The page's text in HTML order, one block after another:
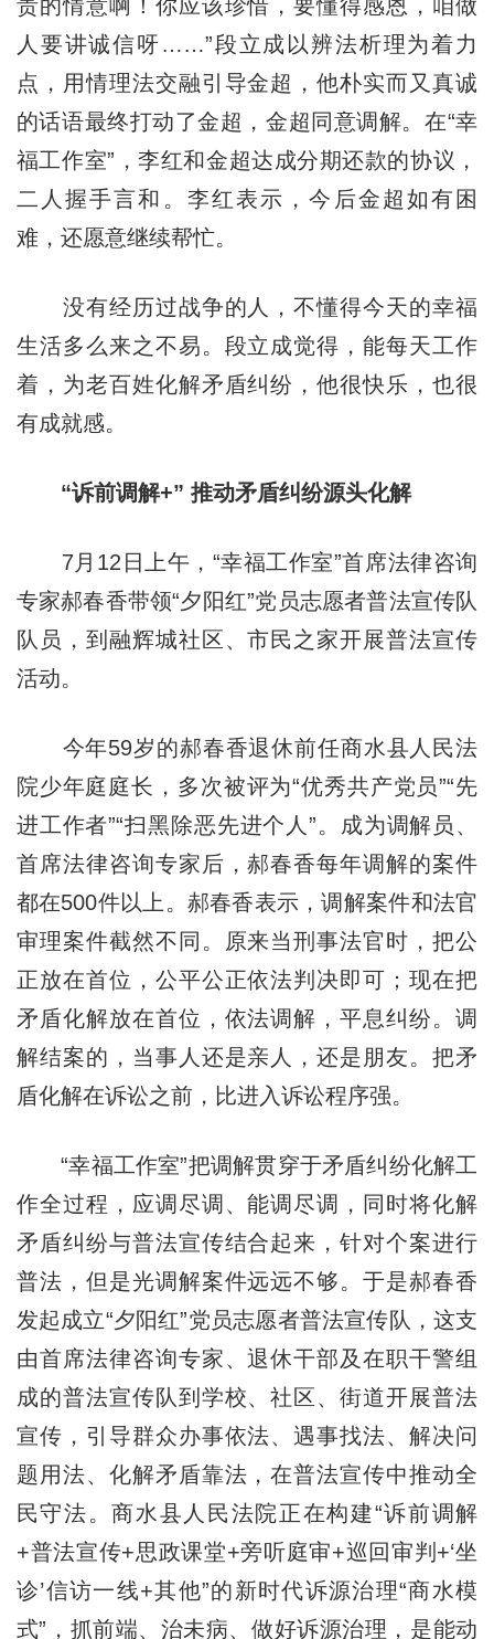
贵的情意啊！你应该珍惜，要懂得感恩，咱做
人要讲诚信呀……”段立成以辨法析理为着力
点，用情理法交融引导金超，他朴实而又真诚
的话语最终打动了金超，金超同意调解。在“幸
福工作室”，李红和金超达成分期还款的协议，
二人握手言和。李红表示，今后金超如有困
难，还愿意继续帮忙。
没有经历过战争的人，不懂得今天的幸福
生活多么来之不易。段立成觉得，能每天工作
着，为老百姓化解矛盾纠纷，他很快乐，也很
有成就感。
“诉前调解+” 推动矛盾纠纷源头化解
7月12日上午，“幸福工作室”首席法律咨询
专家郝春香带领“夕阳红”党员志愿者普法宣传队
队员，到融辉城社区、市民之家开展普法宣传
活动。
今年59岁的郝春香退休前任商水县人民法
院少年庭庭长，多次被评为“优秀共产党员”“先
进工作者”“扫黑除恶先进个人”。成为调解员、
首席法律咨询专家后，郝春香每年调解的案件
都在500件以上。郝春香表示，调解案件和法官
审理案件截然不同。原来当刑事法官时，把公
正放在首位，公平公正依法判决即可；现在把
矛盾化解放在首位，依法调解，平息纠纷。调
解结案的，当事人还是亲人，还是朋友。把矛
盾化解在诉讼之前，比进入诉讼程序强。
“幸福工作室”把调解贯穿于矛盾纠纷化解工
作全过程，应调尽调、能调尽调，同时将化解
矛盾纠纷与普法宣传结合起来，针对个案进行
普法，但是光调解案件远远不够。于是郝春香
发起成立“夕阳红”党员志愿者普法宣传队，这支
由首席法律咨询专家、退休干部及在职干警组
成的普法宣传队到学校、社区、街道开展普法
宣传，引导群众办事依法、遇事找法、解决问
题用法、化解矛盾靠法，在普法宣传中推动全
民守法。商水县人民法院正在构建“诉前调解
+普法宣传+思政课堂+旁听庭审+巡回审判+‘坐
诊’信访一线+其他”的新时代诉源治理“商水模
式”，抓前端、治未病、做好诉源治理，是能动